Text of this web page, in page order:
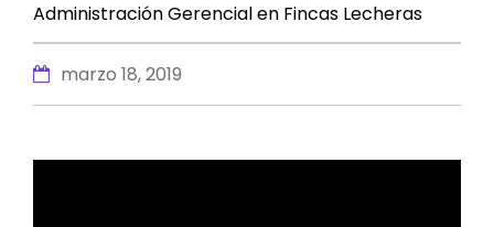
Administración Gerencial en Fincas Lecheras
marzo 18, 2019